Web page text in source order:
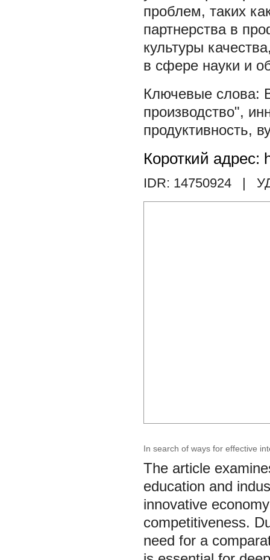
проблем, таких
партнерства в
культуры
в сфере науки и
производство",
продуктивность,
Короткий адрес:
IDR: 14750924 |
In search of ways for effective
The article
education and
innovative
competitiveness.
need for a